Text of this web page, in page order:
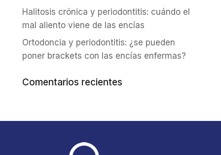
Halitosis crónica y periodontitis: cuándo el
mal aliento viene de las encías
Ortodoncia y periodontitis: ¿se pueden
poner brackets con las encías enfermas?
Comentarios recientes